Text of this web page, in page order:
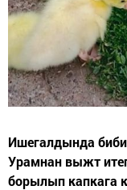
Ишегалдында
Урамнан выжт
борылып капкага